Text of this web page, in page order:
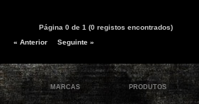
Página 0 de 1 (0 registos encontrados)
« Anterior
Seguinte »
MARCAS PRODUTOS